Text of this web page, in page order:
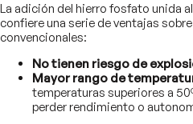
La adición del hierro fosfato unida
confiere una serie de ventajas
convencionales:
No tienen riesgo de
Mayor rango de
temperaturas superiores a
perder rendimiento o